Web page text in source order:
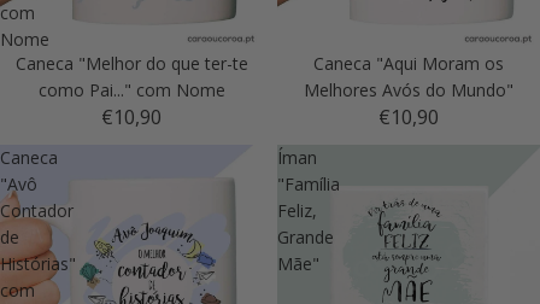
com
Nome
Caneca "Melhor do que ter-te
como Pai..." com Nome
€10,90
Caneca "Aqui Moram os
Melhores Avós do Mundo"
€10,90
Caneca
"Avô
Contador
de
Histórias"
com
Íman
"Família
Feliz,
Grande
Mãe"